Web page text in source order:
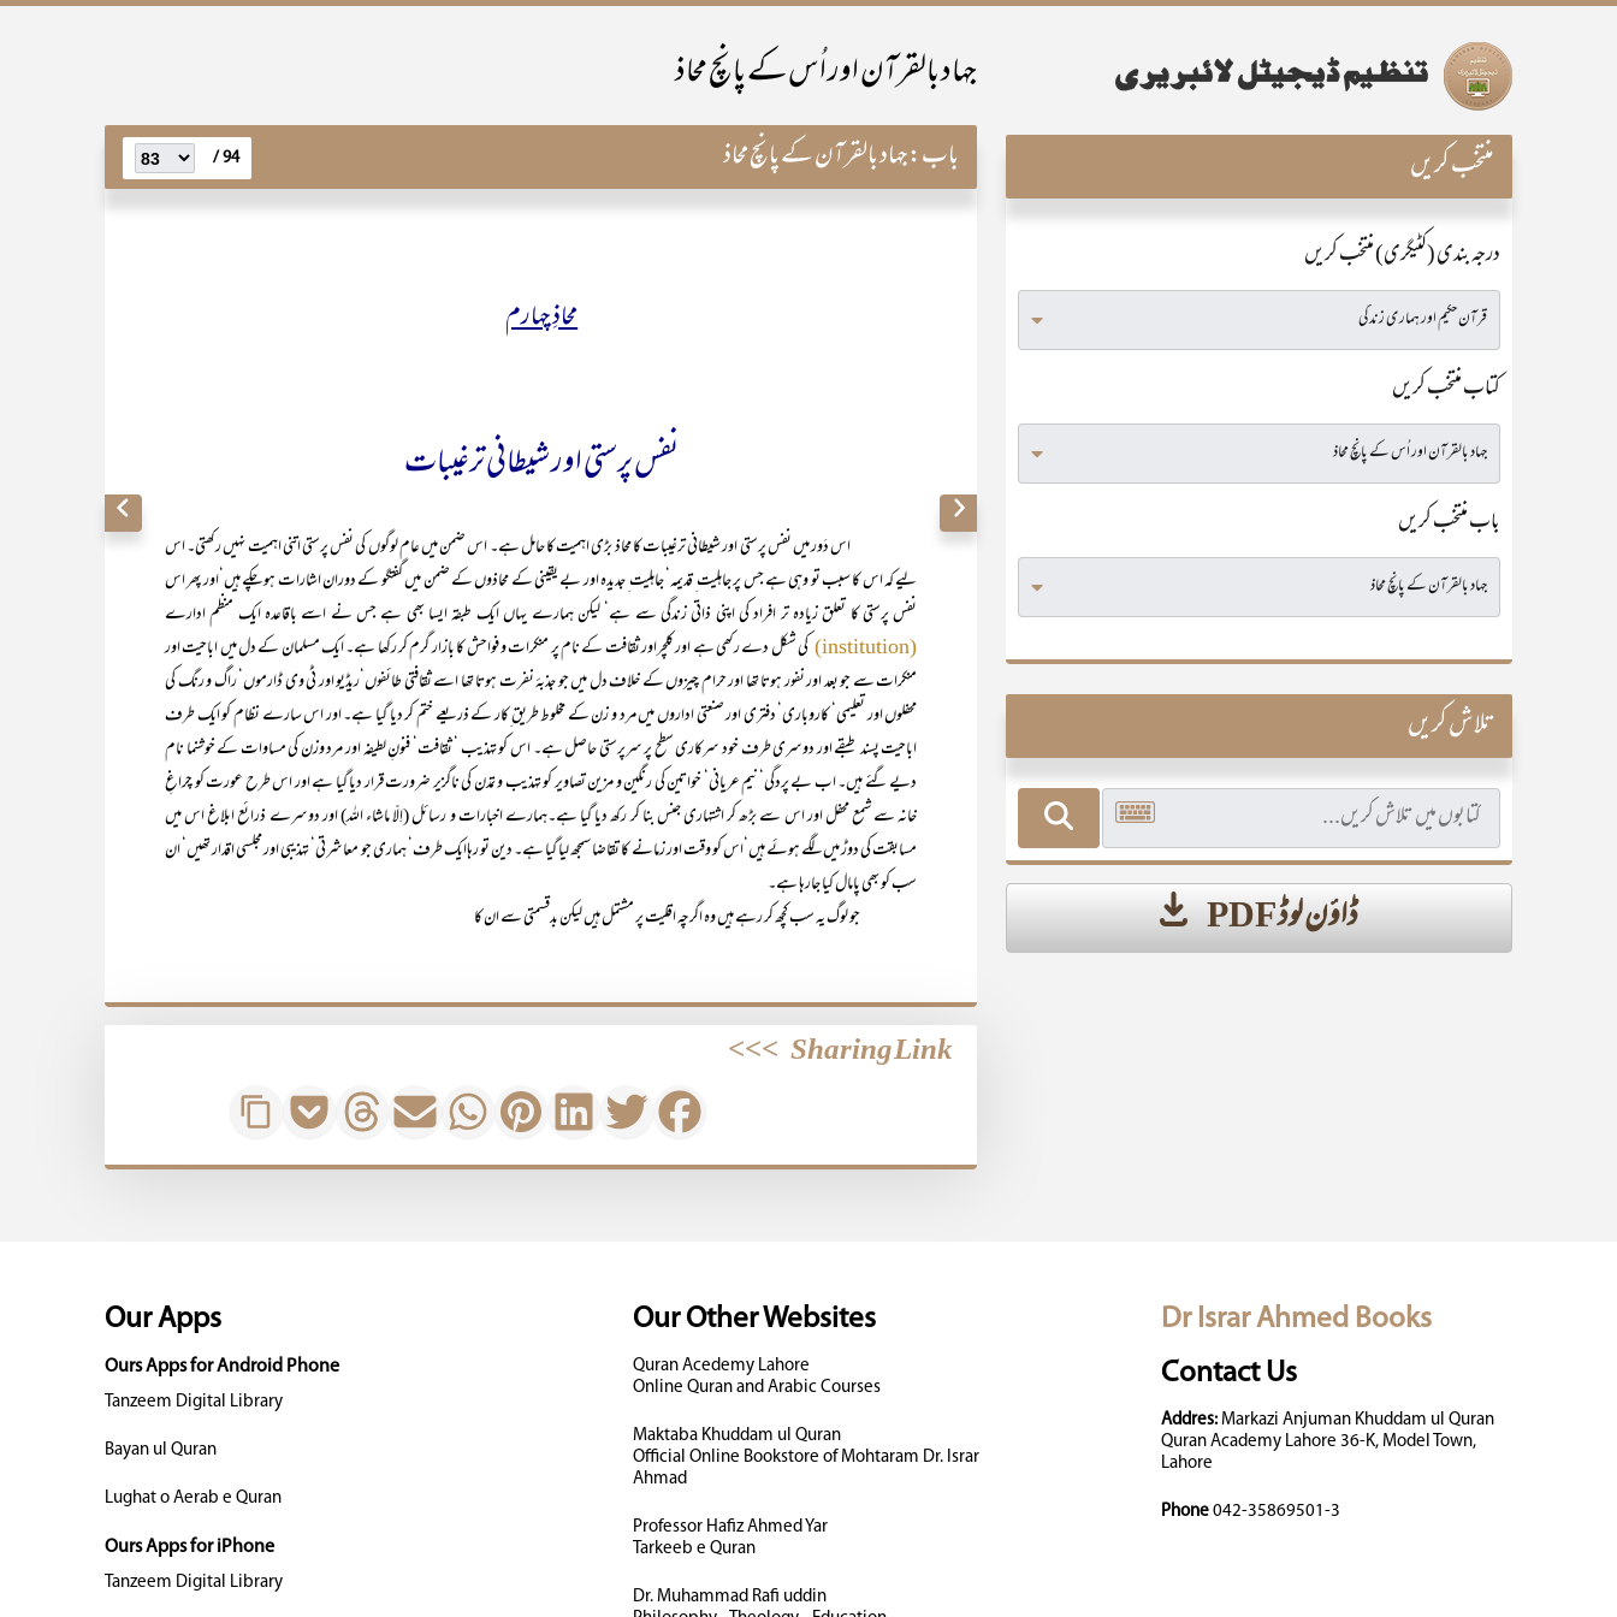
جہاد بالقرآن اور اُس کے پانچ محاذ
باب:جہاد بالقرآن کے پانچ محاذ 94 /
محاذِ چہارم
نفس پرستی اور شیطانی ترغیبات
اس دَور میں نفس پرستی اور شیطانی ترغیبات کا محاذ بڑی اہمیت کا حامل ہے۔ اس ضمن میں عام لوگوں کی نفس پرستی اتنی اہمیت نہیں رکھتی۔ اس
لیے کہ اس کا سبب تو وہی ہے جس پر جاہلیت ِ قدیمہ‘ جاہلیت ِ جدیدہ اور بے یقینی کے محاذوں کے ضمن میں گفتگو کے دوران اشارات ہو چکے ہیں‘اور پھر اس
نفس پرستی کا تعلق زیادہ تر افراد کی اپنی ذاتی زندگی سے ہے‘ لیکن ہمارے یہاں ایک طبقہ ایسا بھی ہے جس نے اسے باقاعدہ ایک منظم ادارے
(institution)
کی شکل دے رکھی ہے اور کلچراور ثقافت کے نام پر منکرات و فواحش کا بازار گرم کر رکھا ہے۔ ایک مسلمان کے دل میں اباحیت اور
منکرات سے جو بعد اور نفور ہوتا تھا اور حرام چیزوں کے خلاف دل میں جو جذبۂ نفرت ہوتا تھا اسے ثقافتی طائفوں‘ریڈیو اور ٹی وی ڈارموں‘ راگ و رنگ کی
محفلوں اور تعلیمی‘ کاروباری‘ دفتری اور صنعتی اداروں میں مرد و زن کے مخلوط طریق ِکار کے ذریعے ختم کر دیا گیا ہے۔ اور اس سارے نظام کو ایک طرف
اباحیت پسند طبقے اور دوسری طرف خود سرکاری سطح پر سرپرستی حاصل ہے۔ اس کو تہذیب ‘ ثقافت‘ فنونِ لطیفہ اور مرد وزن کی مساوات کے خوشنما نام
دیے گئے ہیں۔ اب بے پردگی‘ نیم عریانی‘ خواتین کی رنگین و مزین تصاویر کو تہذیب و تمدن کی ناگزیر ضرورت قرار دیا گیا ہے اور اس طرح عورت کو چراغِ
خانہ سے شمع محفل اور اس سے بڑھ کر اشتہاری جنس بنا کر رکھ دیا گیا ہے۔ہمارے اخبارات و رسائل (اِلّا ماشاء اللہ) اور دوسرے ذرائع ابلاغ اس میں
مسابقت کی دوڑ میں لگے ہوئے ہیں‘اس کو وقت اور زمانے کا تقاضا سمجھ لیا گیا ہے۔ دین تو رہاایک طرف‘ ہماری جو معاشرتی‘ تہذیبی اور مجلسی اقدار تھیں‘ ان
سب کو بھی پامال کیا جارہا ہے۔
جو لوگ یہ سب کچھ کر رہے ہیں وہ اگرچہ اقلیت پر مشتمل ہیں لیکن بدقسمتی سے ان کا
Sharing Link
>>>
منتخب کریں
درجہ بندی (کٹیگری) منتخب کریں
کتاب منتخب کریں
باب منتخب کریں
تلاش کریں
ڈاؤن لوڈ PDF
Dr Israr Ahmed Books
Contact Us
Addres:Markazi Anjuman Khuddam ul Quran
Quran Academy Lahore 36-K, Model Town,
Lahore
Phone 042-35869501-3
Our Other Websites
Quran Acedemy Lahore
Online Quran and Arabic Courses
Maktaba Khuddam ul Quran
Official Online Bookstore of Mohtaram Dr. Israr
Ahmad
Professor Hafiz Ahmed Yar
Tarkeeb e Quran
Dr. Muhammad Rafi uddin
Our Apps
Ours Apps for Android Phone
Tanzeem Digital Library
Bayan ul Quran
Lughat o Aerab e Quran
Ours Apps for iPhone
Tanzeem Digital Library